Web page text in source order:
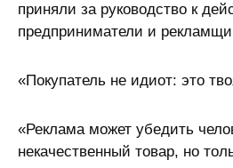
приняли за руководство к
предприниматели и
«Покупатель не идиот: это
«Реклама может убедить
некачественный товар, но